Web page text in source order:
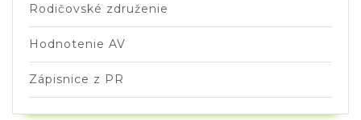
Rodičovské združenie
Hodnotenie AV
Zápisnice z PR